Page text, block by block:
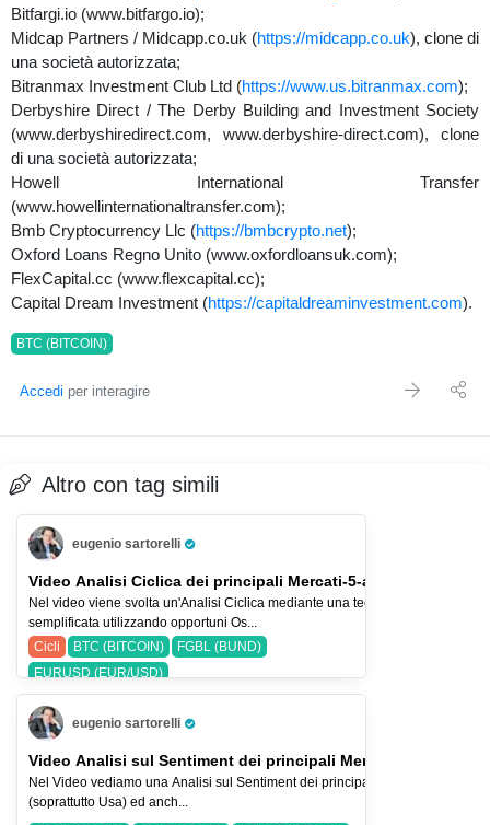
Bitfargi.io (www.bitfargo.io);
Midcap Partners / Midcapp.co.uk (https://midcapp.co.uk), clone di
una società autorizzata;
Bitranmax Investment Club Ltd (https://www.us.bitranmax.com);
Derbyshire Direct / The Derby Building and Investment Society
(www.derbyshiredirect.com, www.derbyshire-direct.com), clone
di una società autorizzata;
Howell International Transfer
(www.howellinternationaltransfer.com);
Bmb Cryptocurrency Llc (https://bmbcrypto.net);
Oxford Loans Regno Unito (www.oxfordloansuk.com);
FlexCapital.cc (www.flexcapital.cc);
Capital Dream Investment (https://capitaldreaminvestment.com).
BTC (BITCOIN)
Accedi per interagire
Altro con tag simili
eugenio sartorelli
Pro Trader
Video Analisi Ciclica dei principali Mercati-5-ago-26
Nel video viene svolta un'Analisi Ciclica mediante una tecnica
semplificata utilizzando opportuni Os...
Cicli
BTC (BITCOIN)
FGBL (BUND)
EURUSD (EUR/USD)
eugenio sartorelli
Pro Trader
Video Analisi sul Sentiment dei principali Mercati-2-ago-2026
Nel Video vediamo una Analisi sul Sentiment dei principali Indici Azionari
(soprattutto Usa) ed anch...